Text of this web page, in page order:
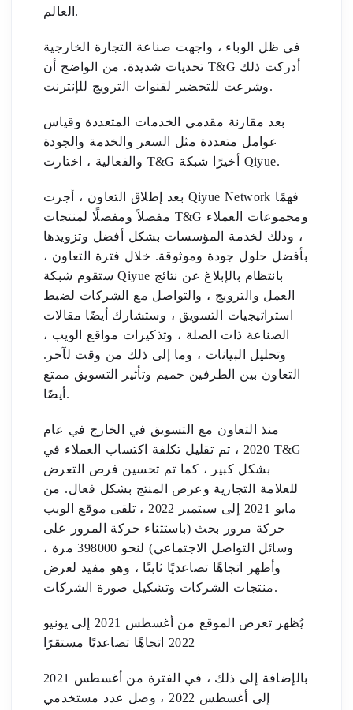
العالم.
في ظل الوباء ، واجهت صناعة التجارة الخارجية
تحديات شديدة. من الواضح أن T&G أدركت ذلك
وشرعت للتحضير لقنوات الترويج للإنترنت.
بعد مقارنة مقدمي الخدمات المتعددة وقياس
عوامل متعددة مثل السعر والخدمة والجودة
والفعالية ، اختارت T&G أخيرًا شبكة Qiyue.
بعد إطلاق التعاون ، أجرت Qiyue Network فهمًا
مفصلاً ومفصلًا لمنتجات T&G ومجموعات العملاء
، وذلك لخدمة المؤسسات بشكل أفضل وتزويدها
بأفضل حلول جودة وموثوقة. خلال فترة التعاون ،
ستقوم شبكة Qiyue بانتظام بالإبلاغ عن نتائج
العمل والترويج ، والتواصل مع الشركات لضبط
استراتيجيات التسويق ، وستشارك أيضًا مقالات
الصناعة ذات الصلة ، وتذكيرات مواقع الويب ،
وتحليل البيانات ، وما إلى ذلك من وقت لآخر.
التعاون بين الطرفين حميم وتأثير التسويق ممتع
أيضًا.
منذ التعاون مع التسويق في الخارج في عام
2020 ، تم تقليل تكلفة اكتساب العملاء في T&G
بشكل كبير ، كما تم تحسين فرص التعرض
للعلامة التجارية وعرض المنتج بشكل فعال. من
مايو 2021 إلى سبتمبر 2022 ، تلقى موقع الويب
حركة مرور بحث (باستثناء حركة المرور على
وسائل التواصل الاجتماعي) لنحو 398000 مرة ،
وأظهر اتجاهًا تصاعديًا ثابتًا ، وهو مفيد لعرض
منتجات الشركات وتشكيل صورة الشركات.
يُظهر تعرض الموقع من أغسطس 2021 إلى يونيو
2022 اتجاهًا تصاعديًا مستقرًا
بالإضافة إلى ذلك ، في الفترة من أغسطس 2021
إلى أغسطس 2022 ، وصل عدد مستخدمي